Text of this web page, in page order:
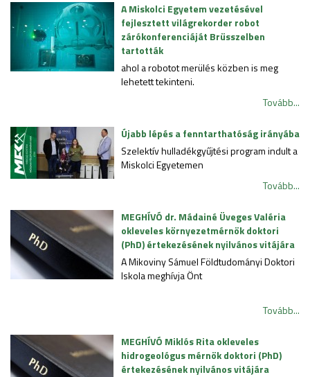
A Miskolci Egyetem vezetésével
fejlesztett világrekorder robot
zárókonferenciáját Brüsszelben
tartották
ahol a robotot merülés közben is meg
lehetett tekinteni.
Tovább...
Újabb lépés a fenntarthatóság irányába
Szelektív hulladékgyűjtési program indult a
Miskolci Egyetemen
Tovább...
MEGHÍVÓ dr. Mádainé Üveges Valéria
okleveles környezetmérnök doktori
(PhD) értekezésének nyilvános vitájára
A Mikoviny Sámuel Földtudományi Doktori
Iskola meghívja Önt
Tovább...
MEGHÍVÓ Miklós Rita okleveles
hidrogeológus mérnök doktori (PhD)
értekezésének nyilvános vitájára